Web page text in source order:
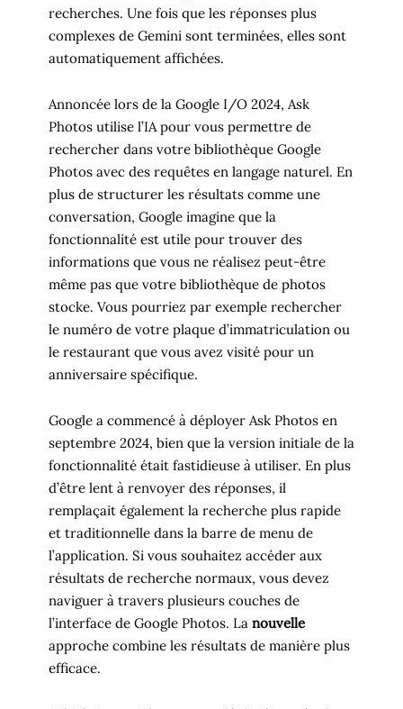
recherches. Une fois que les réponses plus
complexes de Gemini sont terminées, elles sont
automatiquement affichées.
Annoncée lors de la Google I/O 2024, Ask
Photos utilise l’IA pour vous permettre de
rechercher dans votre bibliothèque Google
Photos avec des requêtes en langage naturel. En
plus de structurer les résultats comme une
conversation, Google imagine que la
fonctionnalité est utile pour trouver des
informations que vous ne réalisez peut-être
même pas que votre bibliothèque de photos
stocke. Vous pourriez par exemple rechercher
le numéro de votre plaque d’immatriculation ou
le restaurant que vous avez visité pour un
anniversaire spécifique.
Google a commencé à déployer Ask Photos en
septembre 2024, bien que la version initiale de la
fonctionnalité était fastidieuse à utiliser. En plus
d’être lent à renvoyer des réponses, il
remplaçait également la recherche plus rapide
et traditionnelle dans la barre de menu de
l’application. Si vous souhaitez accéder aux
résultats de recherche normaux, vous devez
naviguer à travers plusieurs couches de
l’interface de Google Photos. La nouvelle
approche combine les résultats de manière plus
efficace.